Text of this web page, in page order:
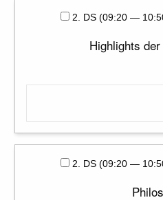
2. DS (09:20 —
Highlights
2. DS (09:20 —